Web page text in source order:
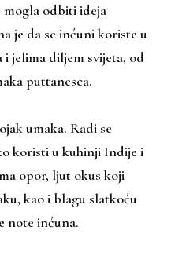
mogla odbiti ideja
je da se inćuni koriste u
jelima diljem svijeta, od
puttanesca.
umaka. Radi se
koristi u kuhinji Indije i
opor, ljut okus koji
kao i blagu slatkoću
note inćuna.